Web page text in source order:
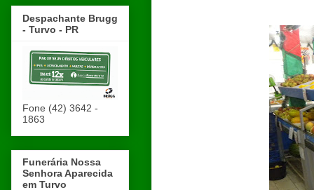
Despachante Brugg
- Turvo - PR
Fone (42) 3642 -
1863
Funerária Nossa
Senhora Aparecida
em Turvo